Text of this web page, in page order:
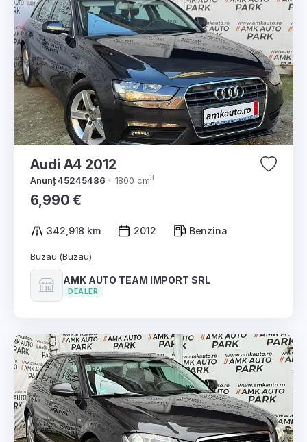
Audi A4 2012
Anunț 45245486 1800 cm3
6,990 €
342,918 km 2012 Benzina
Buzau (Buzau)
AMK AUTO TEAM IMPORT SRL
DEALER